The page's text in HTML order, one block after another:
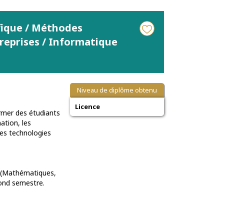
/ Méthodes
/ Informatique
des étudiants
les
technologies
semestre.
Niveau de diplôme obtenu
Licence